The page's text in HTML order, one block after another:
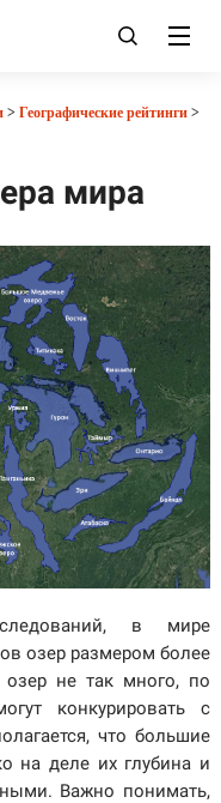
> Географические рейтинги>
мира
в мире
озер размером более
не так много, по
конкурировать с
что большие
на деле их глубина и
Важно понимать,